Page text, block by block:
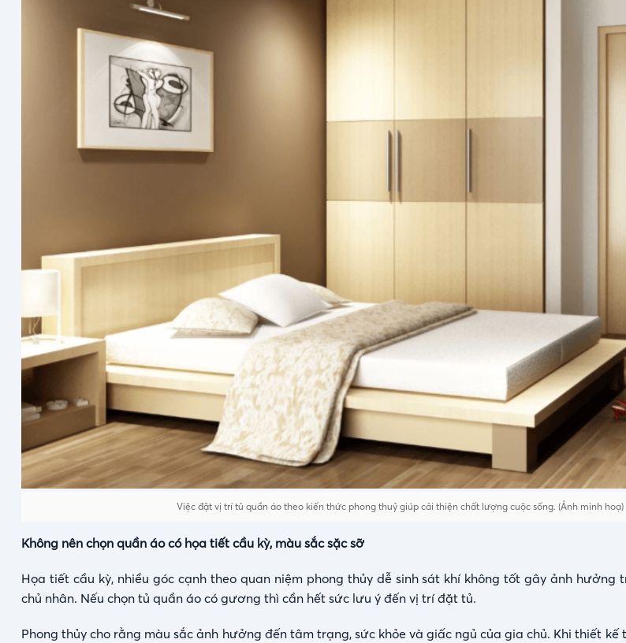
Việc đặt vị trí tủ quần áo theo kiến thức phong thuỷ giúp cải thiện chất lượng cuộc sống. (Ảnh minh hoạ)
Không nên chọn quần áo có họa tiết cầu kỳ, màu sắc sặc sỡ
Họa tiết cầu kỳ, nhiều góc cạnh theo quan niệm phong thủy dễ sinh sát khí không tốt gây ảnh hưởng
chủ nhân. Nếu chọn tủ quần áo có gương thì cần hết sức lưu ý đến vị trí đặt tủ.
Phong thủy cho rằng màu sắc ảnh hưởng đến tâm trạng, sức khỏe và giấc ngủ của gia chủ. Khi thiết kế